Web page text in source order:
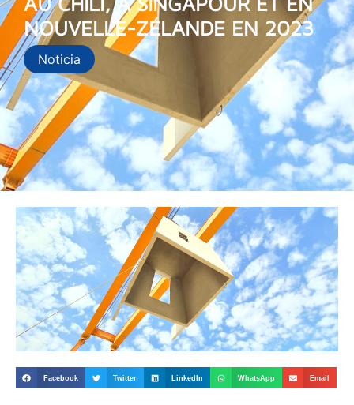
NOUVELLE-ZÉLANDE EN 2023
Noticia
Facebook Twitter LinkedIn WhatsApp Email